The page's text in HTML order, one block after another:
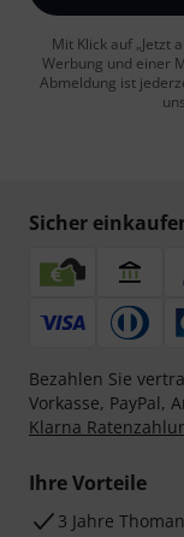
Mit Klick auf „Jetzt
Werbung und einer
Abmeldung ist
Sicher
Bezahlen Sie
Vorkasse, PayPal,
Klarna
Ihre Vorteile
3 Jahre